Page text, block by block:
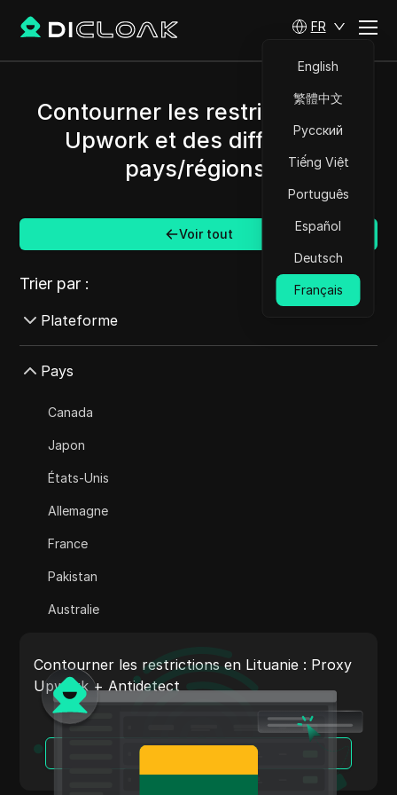
FR
English
繁體中文
Русский
Tiếng Việt
Português
Español
Deutsch
Français
Contourner les restrictions de
Upwork et des différents
pays/régions.
Voir tout
Trier par :
Plateforme
Apple Pay
ASOS
BestBuy
Pays
Canada
Japon
États-Unis
Allemagne
France
Pakistan
Australie
Italie
Pays-Bas
Vietnam
Portugal
Contourner les restrictions en Lituanie : Proxy
Upwork + Antidetect